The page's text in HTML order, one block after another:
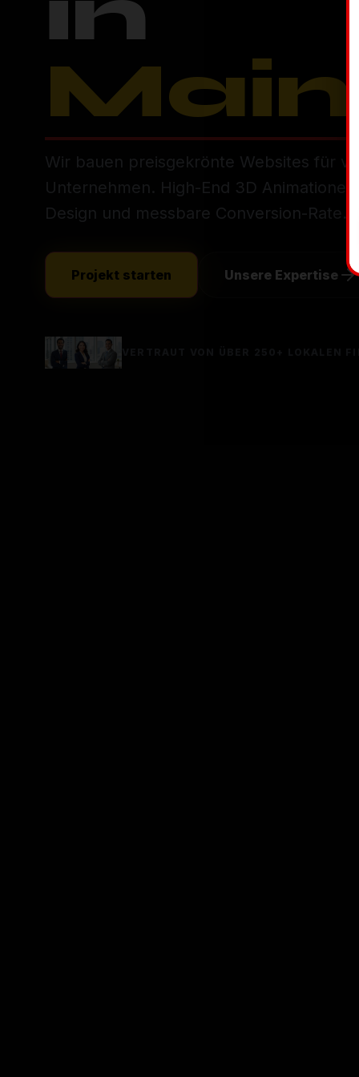
Wir bauen preisgekrönte Websites für
Unternehmen. High-End 3D
Design und messbare Conversion-Rate.
Projekt starten Unsere Expertise